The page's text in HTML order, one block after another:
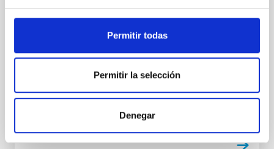
Permitir todas
Permitir la selección
Denegar
tardar hasta un millón de años en alcanzar
la superficie solar“
Hoy se inauguró la XXIX Escuela de Invierno que,
de Canarias (IAC). Por este motivo, entrevistamos a
Artemio...